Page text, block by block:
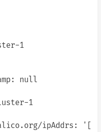
1
null
1
ipAddrs: